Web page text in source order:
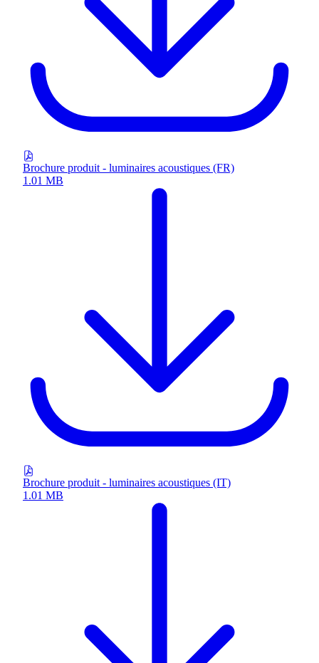
Brochure produit - luminaires acoustiques (FR)
1.01 MB
Brochure produit - luminaires acoustiques (IT)
1.01 MB